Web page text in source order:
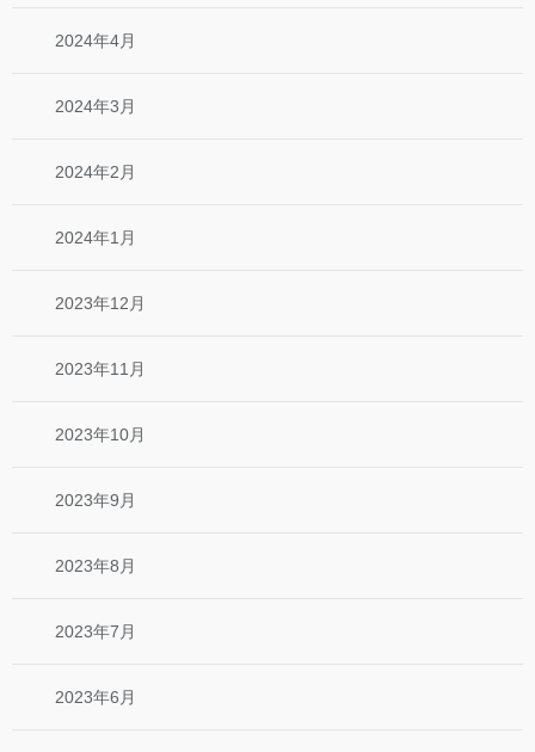
2024年4月
2024年3月
2024年2月
2024年1月
2023年12月
2023年11月
2023年10月
2023年9月
2023年8月
2023年7月
2023年6月